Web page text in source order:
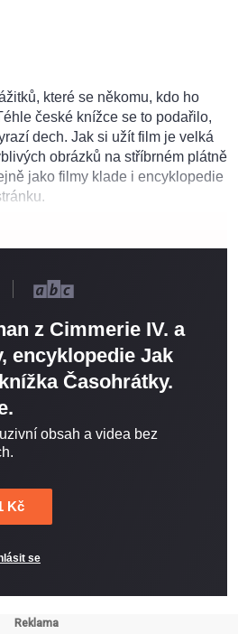
které se někomu, kdo ho
české knížce se to podařilo,
dech. Jak si užít film je velká
obrázků na stříbrném plátně
jako filmy klade i encyklopedie
z Cimmerie IV. a
encyklopedie Jak
Časohrátky.
obsah a videa bez
Kč
se